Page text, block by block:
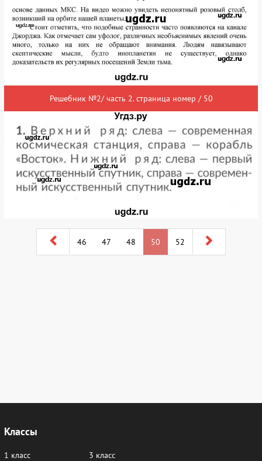
Решебник №2/ часть 2. страница номер / 50
46 47 48 50 52
Классы
1 класс
3 класс